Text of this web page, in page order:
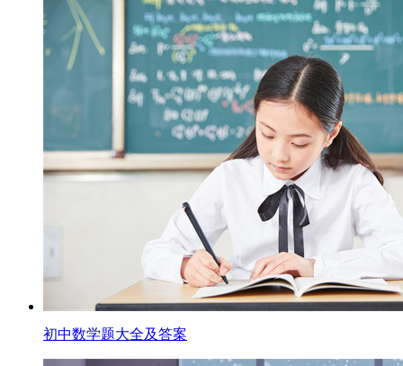
初中数学题大全及答案